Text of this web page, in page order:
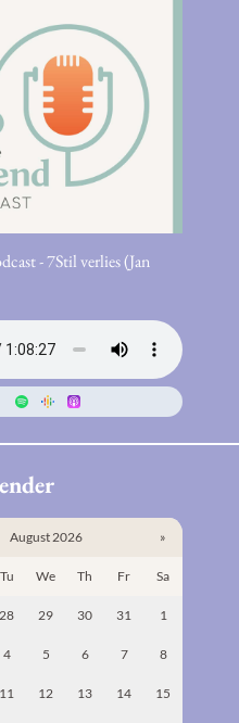
- 7Stil verlies (Jan
August 2026 »
Tu We Th Fr Sa
28 29 30 31 1
4 5 6 7 8
11 12 13 14 15